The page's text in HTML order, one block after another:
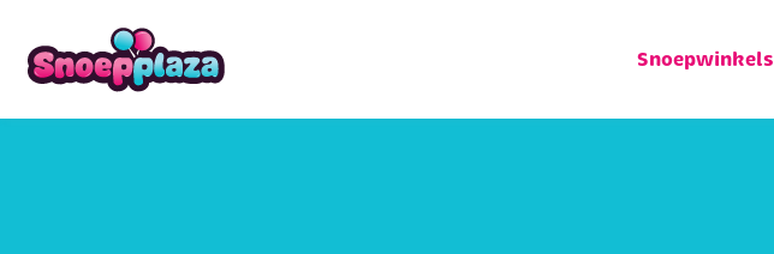
Snoepwinkels